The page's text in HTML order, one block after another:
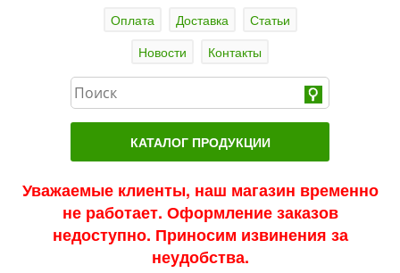
Оплата
Доставка
Статьи
Новости
Контакты
КАТАЛОГ ПРОДУКЦИИ
Актуальные продукты
Акции
Уважаемые клиенты, наш магазин временно
не работает. Оформление заказов
недоступно. Приносим извинения за
неудобства.